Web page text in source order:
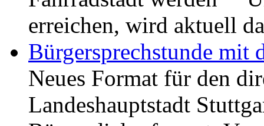
erreichen, wird aktuell
Bürgersprechstunde mit
Neues Format für den
Landeshauptstadt